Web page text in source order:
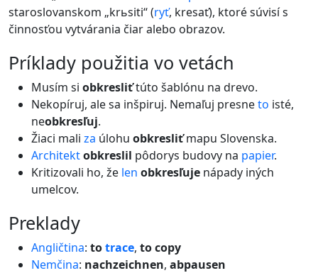
staroslovanskom „krьsiti“ (ryť, kresať), ktoré súvisí s
činnosťou vytvárania čiar alebo obrazov.
príklady použitia vo vetách
Musím si obkresliťtúto šablónu na drevo.
Nekopíruj, ale sa inšpiruj. Nemaľuj presneto isté,
neobkresľuj.
Žiaci mali za úlohu obkresliťmapu Slovenska.
Architektobkreslil pôdorys budovy na papier.
Kritizovali ho, že len obkresľuje nápady iných
umelcov.
preklady
Angličtina: totrace, to copy
Nemčina: nachzeichnen, abpausen